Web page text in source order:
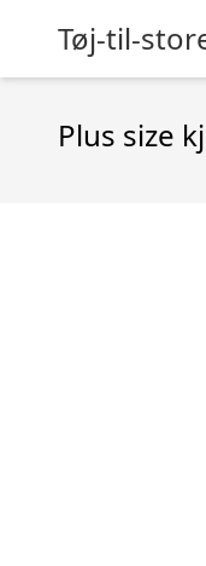
Tøj-til-
Plus size